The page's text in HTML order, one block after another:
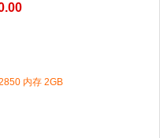
内存 2GB